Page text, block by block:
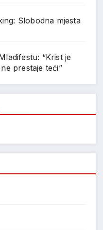
Slobodna mjesta
“Krist je
prestaje teći”